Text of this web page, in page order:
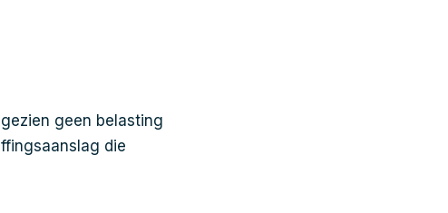
geen belasting
die